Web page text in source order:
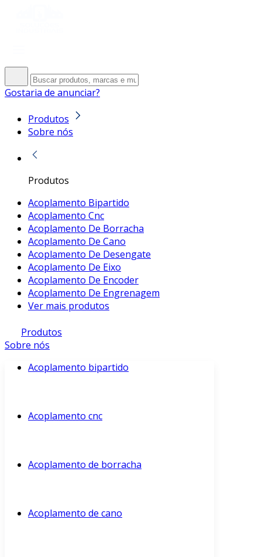
Gostaria de anunciar?
Produtos
Sobre nós
Produtos
Acoplamento Bipartido
Acoplamento Cnc
Acoplamento De Borracha
Acoplamento De Cano
Acoplamento De Desengate
Acoplamento De Eixo
Acoplamento De Encoder
Acoplamento De Engrenagem
Ver mais produtos
Produtos
Sobre nós
Acoplamento bipartido
Acoplamento cnc
Acoplamento de borracha
Acoplamento de cano